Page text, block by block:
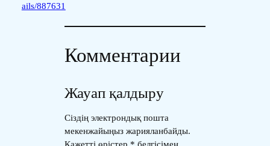
ails/887631
Комментарии
Жауап қалдыру
Сіздің электрондық пошта
мекенжайыңыз жарияланбайды.
Қажетті өрістер * белгісімен